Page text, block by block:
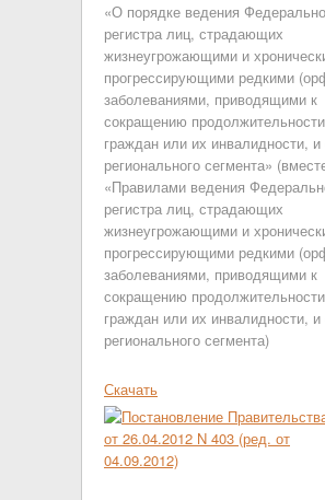
«О порядке ведения
регистра лиц, страдающих
жизнеугрожающими и
прогрессирующими редкими
заболеваниями, приводящими к
сокращению
граждан или их инвалидности, и
регионального сегмента»
«Правилами ведения
регистра лиц, страдающих
жизнеугрожающими и
прогрессирующими редкими
заболеваниями, приводящими к
сокращению
граждан или их инвалидности, и
регионального сегмента)
Скачать